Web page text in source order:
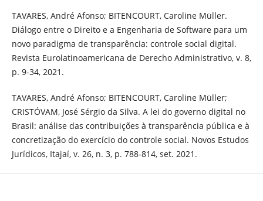
TAVARES, André Afonso; BITENCOURT, Caroline Müller.
Diálogo entre o Direito e a Engenharia de Software para um
novo paradigma de transparência: controle social digital.
Revista Eurolatinoamericana de Derecho Administrativo, v. 8,
p. 9-34, 2021.
TAVARES, André Afonso; BITENCOURT, Caroline Müller;
CRISTÓVAM, José Sérgio da Silva. A lei do governo digital no
Brasil: análise das contribuições à transparência pública e à
concretização do exercício do controle social. Novos Estudos
Jurídicos, Itajaí, v. 26, n. 3, p. 788-814, set. 2021.